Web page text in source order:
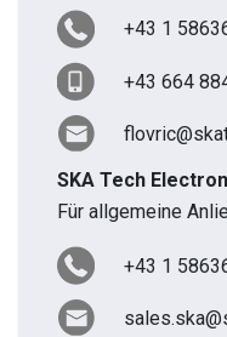
+43 1
+43 664
SKA Tech
Für allgemeine
+43 1